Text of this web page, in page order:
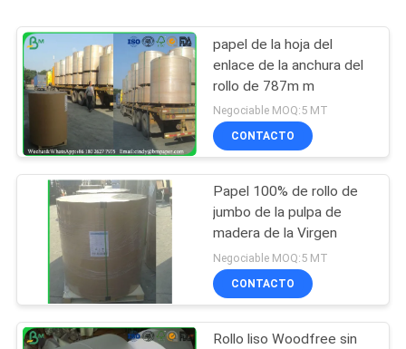
papel de la hoja del
enlace de la anchura del
rollo de 787m m
Negociable MOQ:5 MT
CONTACTO
Papel 100% de rollo de
jumbo de la pulpa de
madera de la Virgen
Negociable MOQ:5 MT
CONTACTO
Rollo liso Woodfree sin